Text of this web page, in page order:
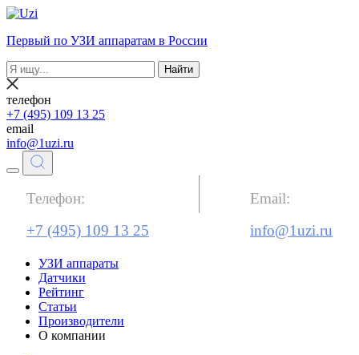
Первый по УЗИ аппаратам в России
Найти
телефон
+7 (495) 109 13 25
email
info@1uzi.ru
Телефон:
+7 (495) 109 13 25
Email:
info@1uzi.ru
УЗИ аппараты
Датчики
Рейтинг
Статьи
Производители
О компании